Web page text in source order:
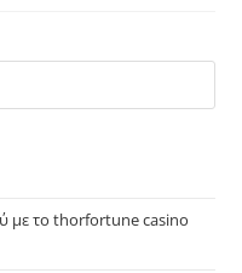
με το thorfortune casino